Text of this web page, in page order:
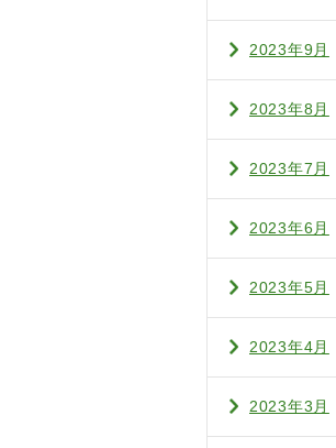
2023年9月
2023年8月
2023年7月
2023年6月
2023年5月
2023年4月
2023年3月